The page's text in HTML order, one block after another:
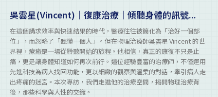
吳雲星(Vincent)｜復康治療｜傾聽身體的訊號...
在這個講求效率與快速結果的時代，醫療往往被簡化為「治好一個部
位」，而忽略了「聽懂一個人」。但在物理治療師吳雲星 Vincent 的世
界裡，療癒是一場從聆聽開始的旅程。他相信，真正的康復不只是止
痛，更是讓身體知道如何再次前行。這位經驗豐富的治療師，不僅運用
先進科技為病人找回功能，更以細緻的觀察與溫柔的對話，牽引病人走
出疼痛的迷宮。本次專訪，我們走進他的治療空間，揭開物理治療背
後，那些科學與人性的交織。